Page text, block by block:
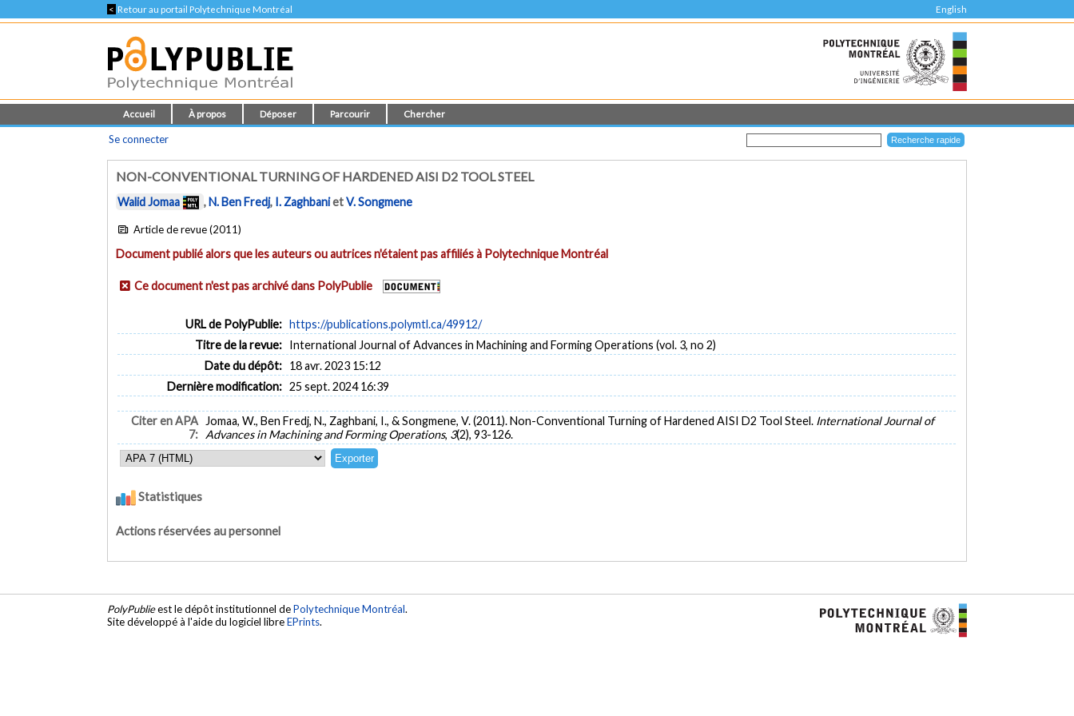
< Retour au portail Polytechnique Montréal English
Accueil À propos Déposer Parcourir Chercher
Se connecter
NON-CONVENTIONAL TURNING OF HARDENED AISI D2 TOOL STEEL
Walid Jomaa ,N. Ben Fredj, I. ZaghbanietV. Songmene
Article de revue (2011)
Document publié alors que les auteurs ou autrices n'étaient pas affiliés à Polytechnique Montréal
Ce document n'est pas archivé dans PolyPublie
URL de PolyPublie: https://publications.polymtl.ca/49912/
Titre de la revue: International Journal of Advances in Machining and Forming Operations (vol. 3, no 2)
Date du dépôt: 18 avr. 2023 15:12
Dernière modification: 25 sept. 2024 16:39
Citer en APA
7:
Jomaa, W., Ben Fredj, N., Zaghbani, I., & Songmene, V. (2011). Non-Conventional Turning of Hardened AISI D2 Tool Steel. International Journal of
Advances in Machining and Forming Operations, 3(2), 93-126.
Statistiques
Actions réservées au personnel
PolyPublieest le dépôt institutionnel dePolytechnique Montréal.
Site développé à l'aide du logiciel libreEPrints.